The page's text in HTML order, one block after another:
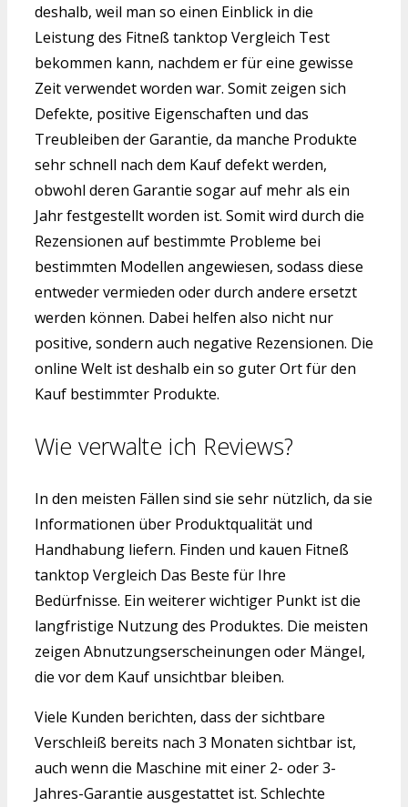
deshalb, weil man so einen Einblick in die
Leistung des Fitneß tanktop Vergleich Test
bekommen kann, nachdem er für eine gewisse
Zeit verwendet worden war. Somit zeigen sich
Defekte, positive Eigenschaften und das
Treubleiben der Garantie, da manche Produkte
sehr schnell nach dem Kauf defekt werden,
obwohl deren Garantie sogar auf mehr als ein
Jahr festgestellt worden ist. Somit wird durch die
Rezensionen auf bestimmte Probleme bei
bestimmten Modellen angewiesen, sodass diese
entweder vermieden oder durch andere ersetzt
werden können. Dabei helfen also nicht nur
positive, sondern auch negative Rezensionen. Die
online Welt ist deshalb ein so guter Ort für den
Kauf bestimmter Produkte.
Wie verwalte ich Reviews?
In den meisten Fällen sind sie sehr nützlich, da sie
Informationen über Produktqualität und
Handhabung liefern. Finden und kauen Fitneß
tanktop Vergleich Das Beste für Ihre
Bedürfnisse. Ein weiterer wichtiger Punkt ist die
langfristige Nutzung des Produktes. Die meisten
zeigen Abnutzungserscheinungen oder Mängel,
die vor dem Kauf unsichtbar bleiben.
Viele Kunden berichten, dass der sichtbare
Verschleiß bereits nach 3 Monaten sichtbar ist,
auch wenn die Maschine mit einer 2- oder 3-
Jahres-Garantie ausgestattet ist. Schlechte